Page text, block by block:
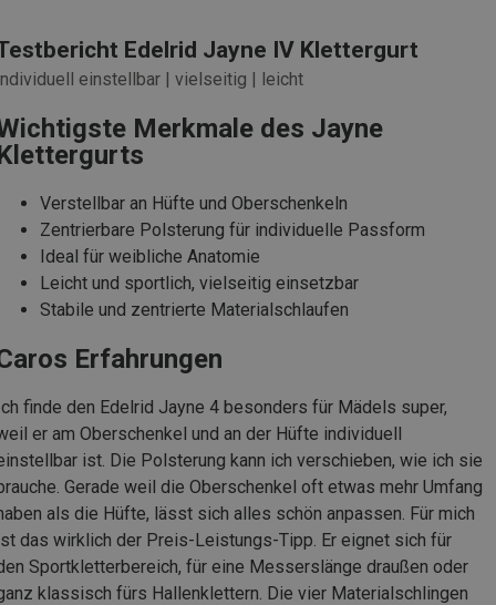
Edelrid Jayne IV Klettergurt
einstellbar | vielseitig | leicht
Merkmale des Jayne
Verstellbar an Hüfte und Oberschenkeln
Zentrierbare Polsterung für individuelle Passform
Ideal für weibliche Anatomie
Leicht und sportlich, vielseitig einsetzbar
Stabile und zentrierte Materialschlaufen
Erfahrungen
finde den Edelrid Jayne 4 besonders für Mädels super,
er am Oberschenkel und an der Hüfte individuell
ist. Die Polsterung kann ich verschieben, wie ich sie
Gerade weil die Oberschenkel oft etwas mehr Umfang
als die Hüfte, lässt sich alles schön anpassen. Für mich
das wirklich der Preis-Leistungs-Tipp. Er eignet sich für
Sportkletterbereich, für eine Messerslänge draußen oder
klassisch fürs Hallenklettern. Die vier Materialschlingen